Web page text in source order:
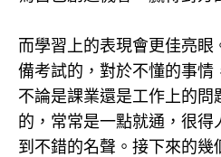
而學習上的表現會更佳亮眼
備考試的，對於不懂的事情
不論是課業還是工作上的問
的，常常是一點就通，很得
到不錯的名聲。接下來的幾